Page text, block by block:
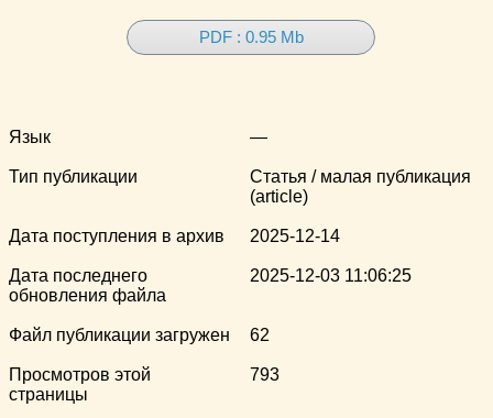
PDF : 0.95 Mb
Язык —
Тип публикации
Статья / малая публикация
(article)
Дата поступления в архив 2025-12-14
Дата последнего
обновления файла
2025-12-03 11:06:25
Файл публикации загружен 62
Просмотров этой
страницы
793